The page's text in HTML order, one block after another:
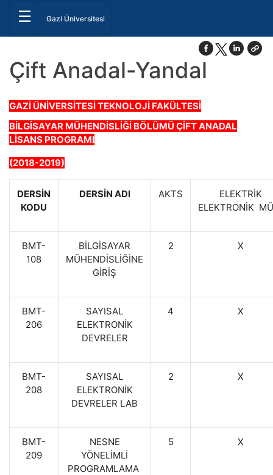
☰ Gazi Üniversitesi
Çift Anadal-Yandal
GAZİ ÜNİVERSİTESİ TEKNOLOJİ FAKÜLTESİ
BİLGİSAYAR MÜHENDİSLİĞİ BÖLÜMÜ ÇİFT ANADAL
LİSANS PROGRAMI
(2018-2019)
DERSİN
KODU
DERSİN ADI AKTS
ELEKTRİK
ELEKTRONİK
BMT-
108
BİLGİSAYAR
MÜHENDİSLİĞİNE
GİRİŞ
2 X
BMT-
206
SAYISAL
ELEKTRONİK
DEVRELER
4 X
BMT-
208
SAYISAL
ELEKTRONİK
DEVRELER LAB
2 X
BMT-
209
NESNE
YÖNELİMLİ
PROGRAMLAMA
5 X